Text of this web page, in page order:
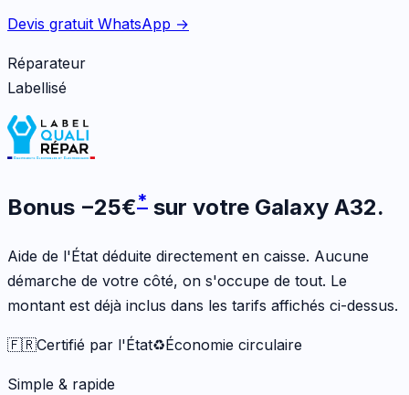
Devis gratuit WhatsApp →
Réparateur
Labellisé
Bonus −25€* sur votre Galaxy A32.
Aide de l'État déduite directement en caisse. Aucune
démarche de votre côté, on s'occupe de tout. Le
montant est déjà inclus dans les tarifs affichés ci-dessus.
🇫🇷Certifié par l'État♻️Économie circulaire
Simple & rapide